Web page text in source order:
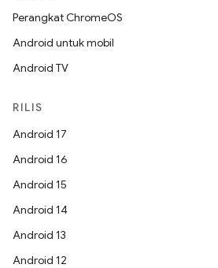
Perangkat ChromeOS
Android untuk mobil
Android TV
RILIS
Android 17
Android 16
Android 15
Android 14
Android 13
Android 12